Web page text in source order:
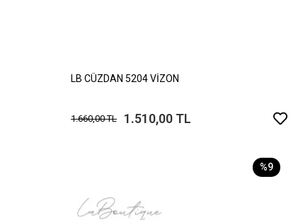
LB CÜZDAN 5204 VİZON
1.660,00 TL 1.510,00 TL
%9